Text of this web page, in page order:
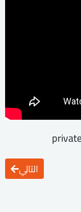
التالي